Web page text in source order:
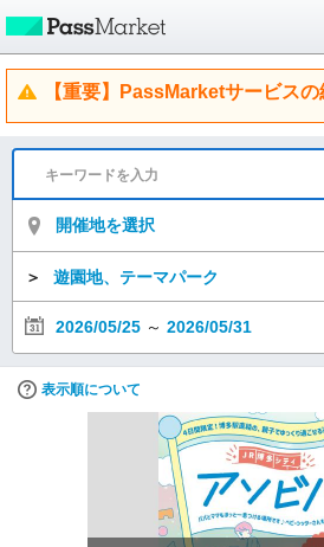
【重要】PassMarketサービス
開催地を選択
＞ 遊園地、テーマパーク
2026/05/25 ～ 2026/05/31
表示順について